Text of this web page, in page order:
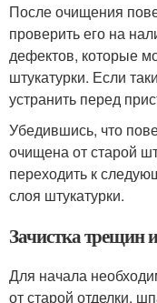
После очищения
проверить его на
дефектов, которые
штукатурки. Если
устранить перед
Убедившись, что
очищена от старой
переходить к
слоя штукатурки.
Зачистка трещин
Для начала
от старой отделки,